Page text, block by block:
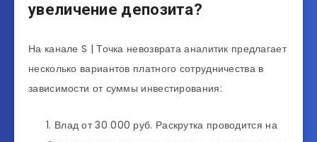
увеличение депозита?
На канале S | Точка невозврата аналитик предлагает
несколько вариантов платного сотрудничества в
зависимости от суммы инвестирования:
Влад от 30 000 руб. Раскрутка проводится на